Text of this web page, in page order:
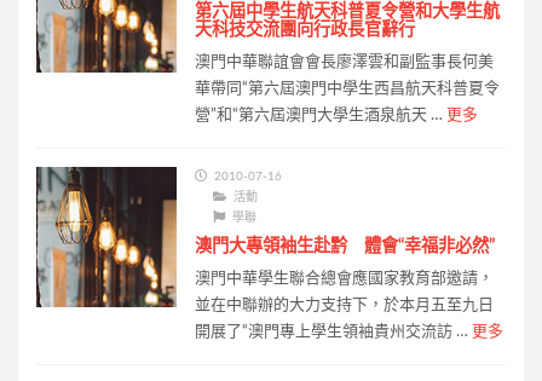
第六屆中學生航天科普夏令營和大學生航
天科技交流團向行政長官辭行
澳門中華聯誼會會長廖澤雲和副監事長何美
華帶同“第六屆澳門中學生西昌航天科普夏令
營”和“第六屆澳門大學生酒泉航天 … 更多
2010-07-16
活動
學聯
澳門大專領袖生赴黔 體會“幸福非必然”
澳門中華學生聯合總會應國家教育部邀請，
並在中聯辦的大力支持下，於本月五至九日
開展了“澳門專上學生領袖貴州交流訪 … 更多